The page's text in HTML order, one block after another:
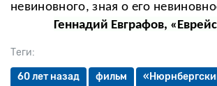
Теги:
60 лет назад фильм
невиновного, зная о его
Геннадий Евграфов,